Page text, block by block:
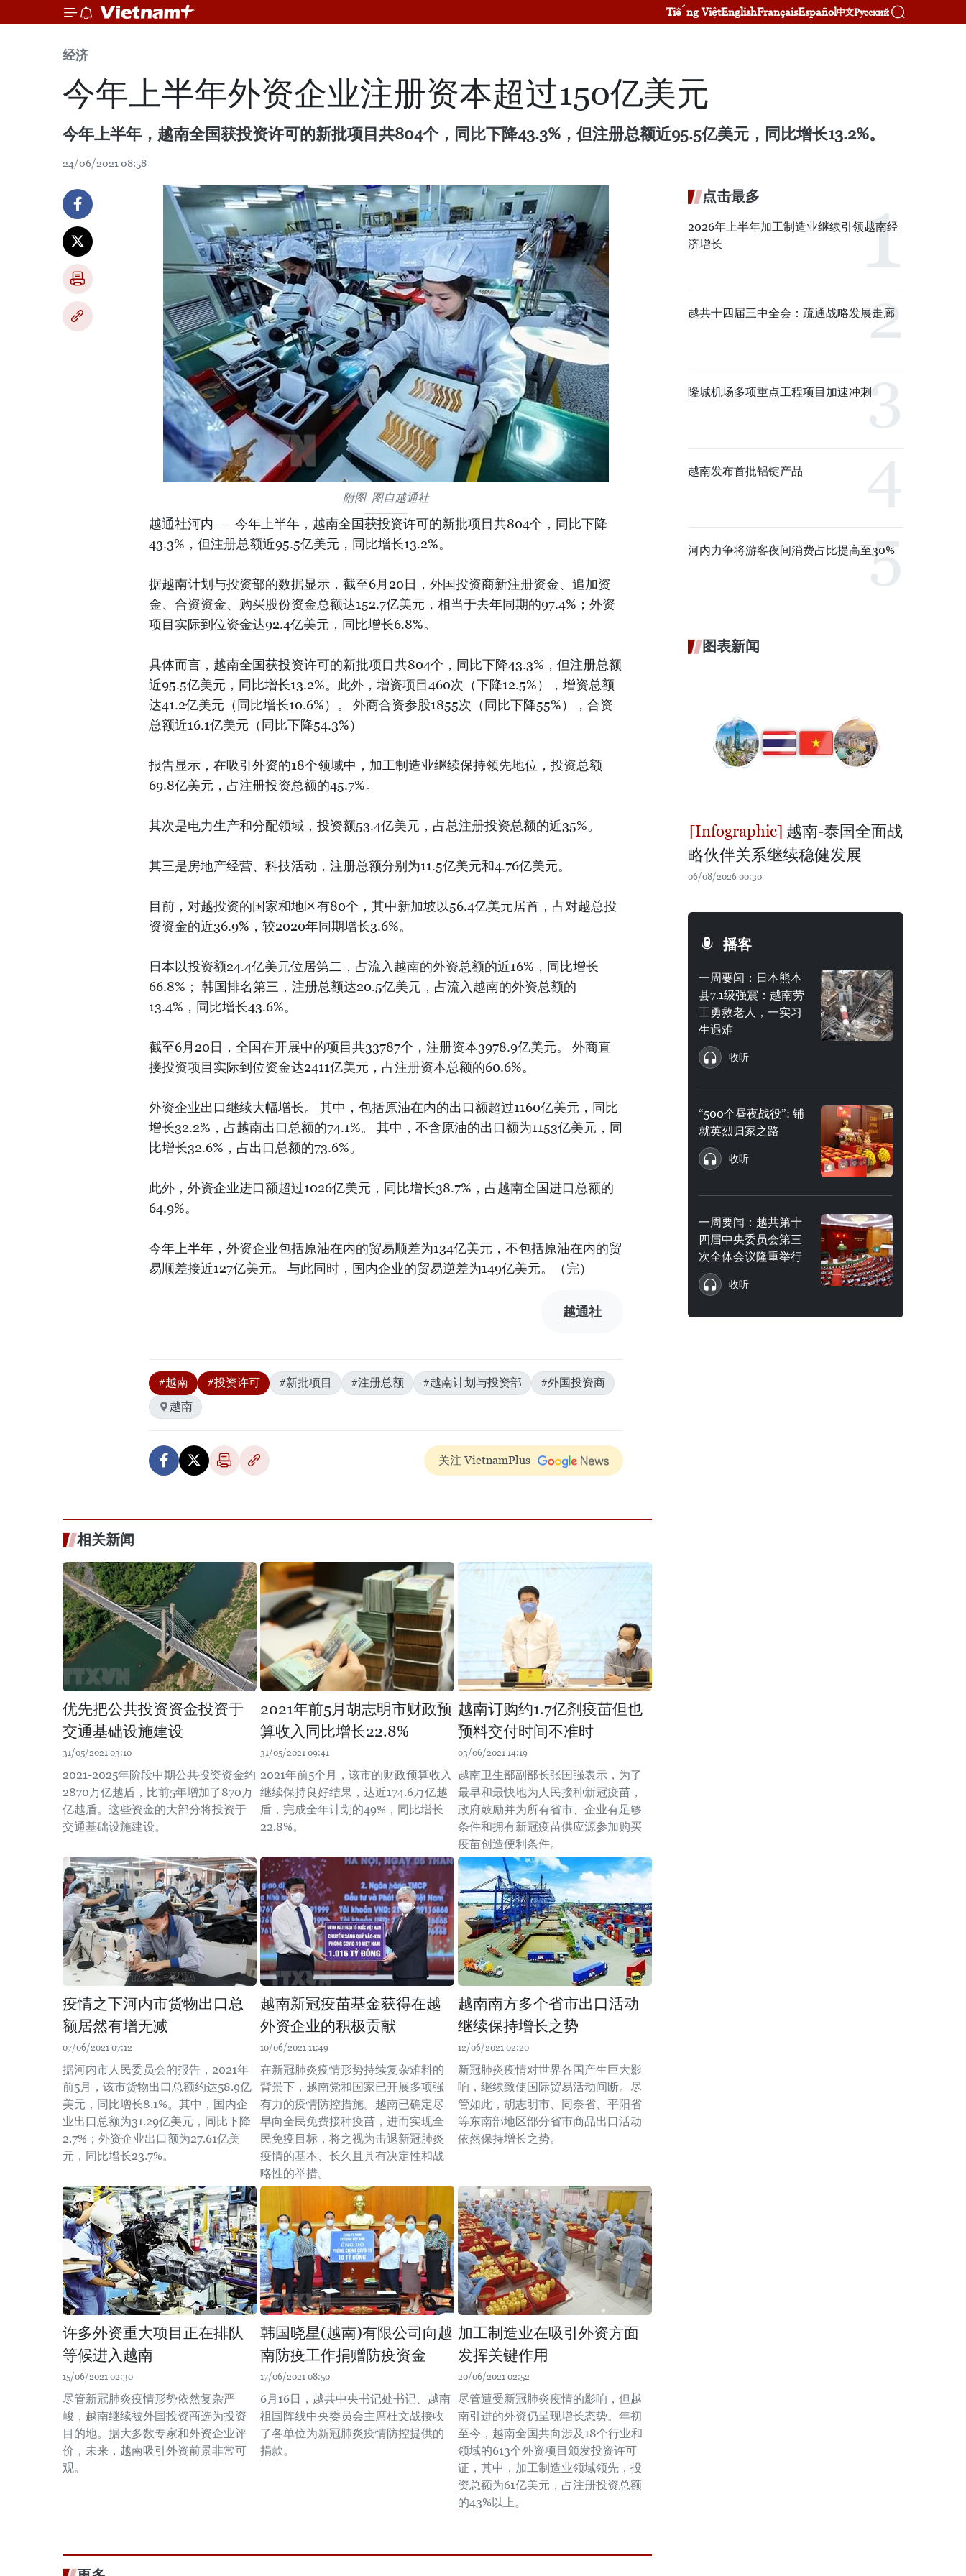
Tiếng ViệtEnglishFrançaisEspañol中文Русский
经济
今年上半年外资企业注册资本超过150亿美元
今年上半年，越南全国获投资许可的新批项目共804个，同比下降43.3%，但注册总额近95.5亿美元，同比增长13.2%。
24/06/2021 08:58
附图 图自越通社
越通社河内——今年上半年，越南全国获投资许可的新批项目共804个，同比下降
43.3%，但注册总额近95.5亿美元，同比增长13.2%。
据越南计划与投资部的数据显示，截至6月20日，外国投资商新注册资金、追加资
金、合资资金、购买股份资金总额达152.7亿美元，相当于去年同期的97.4%；外资
项目实际到位资金达92.4亿美元，同比增长6.8%。
具体而言，越南全国获投资许可的新批项目共804个，同比下降43.3%，但注册总额
近95.5亿美元，同比增长13.2%。此外，增资项目460次（下降12.5%），增资总额
达41.2亿美元（同比增长10.6%）。 外商合资参股1855次（同比下降55%），合资
总额近16.1亿美元（同比下降54.3%）
报告显示，在吸引外资的18个领域中，加工制造业继续保持领先地位，投资总额
69.8亿美元，占注册投资总额的45.7%。
其次是电力生产和分配领域，投资额53.4亿美元，占总注册投资总额的近35%。
其三是房地产经营、科技活动，注册总额分别为11.5亿美元和4.76亿美元。
目前，对越投资的国家和地区有80个，其中新加坡以56.4亿美元居首，占对越总投
资资金的近36.9%，较2020年同期增长3.6%。
日本以投资额24.4亿美元位居第二，占流入越南的外资总额的近16%，同比增长
66.8%； 韩国排名第三，注册总额达20.5亿美元，占流入越南的外资总额的
13.4%，同比增长43.6%。
截至6月20日，全国在开展中的项目共33787个，注册资本3978.9亿美元。 外商直
接投资项目实际到位资金达2411亿美元，占注册资本总额的60.6%。
外资企业出口继续大幅增长。 其中，包括原油在内的出口额超过1160亿美元，同比
增长32.2%，占越南出口总额的74.1%。 其中，不含原油的出口额为1153亿美元，同
比增长32.6%，占出口总额的73.6%。
此外，外资企业进口额超过1026亿美元，同比增长38.7%，占越南全国进口总额的
64.9%。
今年上半年，外资企业包括原油在内的贸易顺差为134亿美元，不包括原油在内的贸
易顺差接近127亿美元。 与此同时，国内企业的贸易逆差为149亿美元。（完）
越通社
#越南 #投资许可 #新批项目 #注册总额 #越南计划与投资部
#外国投资商
越南
关注 VietnamPlus
相关新闻
优先把公共投资资金投资于
交通基础设施建设
31/05/2021 03:10
2021-2025年阶段中期公共投资资金约
2870万亿越盾，比前5年增加了870万
亿越盾。这些资金的大部分将投资于
交通基础设施建设。
2021年前5月胡志明市财政预
算收入同比增长22.8%
31/05/2021 09:41
2021年前5个月，该市的财政预算收入
继续保持良好结果，达近174.6万亿越
盾，完成全年计划的49%，同比增长
22.8%。
越南订购约1.7亿剂疫苗但也
预料交付时间不准时
03/06/2021 14:19
越南卫生部副部长张国强表示，为了
最早和最快地为人民接种新冠疫苗，
政府鼓励并为所有省市、企业有足够
条件和拥有新冠疫苗供应源参加购买
疫苗创造便利条件。
疫情之下河内市货物出口总
额居然有增无减
07/06/2021 07:12
据河内市人民委员会的报告，2021年
前5月，该市货物出口总额约达58.9亿
美元，同比增长8.1%。其中，国内企
业出口总额为31.29亿美元，同比下降
2.7%；外资企业出口额为27.61亿美
元，同比增长23.7%。
越南新冠疫苗基金获得在越
外资企业的积极贡献
10/06/2021 11:49
在新冠肺炎疫情形势持续复杂难料的
背景下，越南党和国家已开展多项强
有力的疫情防控措施。越南已确定尽
早向全民免费接种疫苗，进而实现全
民免疫目标，将之视为击退新冠肺炎
疫情的基本、长久且具有决定性和战
略性的举措。
越南南方多个省市出口活动
继续保持增长之势
12/06/2021 02:20
新冠肺炎疫情对世界各国产生巨大影
响，继续致使国际贸易活动间断。尽
管如此，胡志明市、同奈省、平阳省
等东南部地区部分省市商品出口活动
依然保持增长之势。
许多外资重大项目正在排队
等候进入越南
15/06/2021 02:30
尽管新冠肺炎疫情形势依然复杂严
峻，越南继续被外国投资商选为投资
目的地。据大多数专家和外资企业评
价，未来，越南吸引外资前景非常可
观。
韩国晓星(越南)有限公司向越
南防疫工作捐赠防疫资金
17/06/2021 08:50
6月16日，越共中央书记处书记、越南
祖国阵线中央委员会主席杜文战接收
了各单位为新冠肺炎疫情防控提供的
捐款。
加工制造业在吸引外资方面
发挥关键作用
20/06/2021 02:52
尽管遭受新冠肺炎疫情的影响，但越
南引进的外资仍呈现增长态势。年初
至今，越南全国共向涉及18个行业和
领域的613个外资项目颁发投资许可
证，其中，加工制造业领域领先，投
资总额为61亿美元，占注册投资总额
的43%以上。
点击最多
2026年上半年加工制造业继续引领越南经
济增长
越共十四届三中全会：疏通战略发展走廊
隆城机场多项重点工程项目加速冲刺
越南发布首批铝锭产品
河内力争将游客夜间消费占比提高至30%
图表新闻
越南-泰国全面战
略伙伴关系继续稳健发展
06/08/2026 00:30
播客
一周要闻：日本熊本
县7.1级强震：越南劳
工勇救老人，一实习
生遇难
收听
“500个昼夜战役”: 铺
就英烈归家之路
收听
一周要闻：越共第十
四届中央委员会第三
次全体会议隆重举行
收听